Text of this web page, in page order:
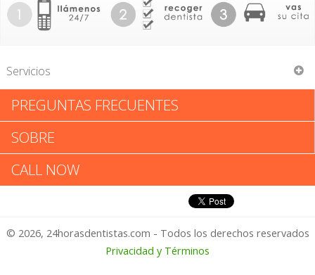
Servicios
Hamilton Family Dentistry
Hamilton Family Dentistry:
Califica tu Experiencia
1 – No Feliz
PREGUNTAS FRECUENTES
SOBRE
CALL NOW
© 2026, 24horasdentistas.com - Todos los derechos reservados
Privacidad y Términos